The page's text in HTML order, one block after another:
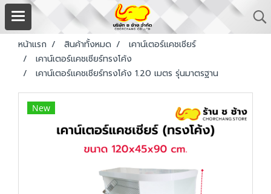
หน้าแรก สินค้าทั้งหมด
เคาน์เตอร์แคชเชียร์
เคาน์เตอร์แคชเชียร์ทรงโค้ง
เคาน์เตอร์แคชเชียร์ทรงโค้ง 1.20 เมตร รุ่นมาตรฐาน
New